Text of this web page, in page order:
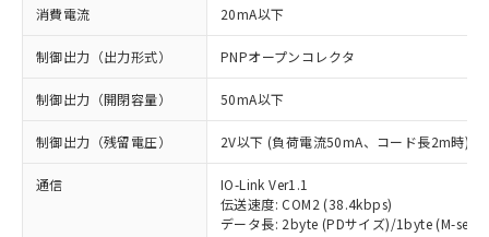
消費電流 20mA以下
制御出力（出力形式） PNPオープンコレクタ
制御出力（開閉容量） 50mA以下
制御出力（残留電圧） 2V以下 (負荷電流50mA、コード長2m時)
通信
IO-Link Ver1.1
伝送速度: COM2 (38.4kbps)
データ長: 2byte (PDサイズ)/1byte (M-